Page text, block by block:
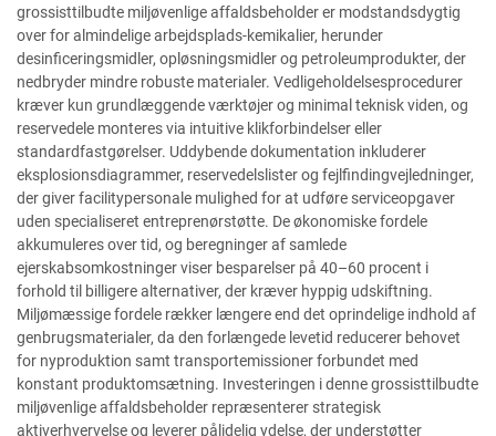
grossisttilbudte miljøvenlige affaldsbeholder er modstandsdygtig
over for almindelige arbejdsplads-kemikalier, herunder
desinficeringsmidler, opløsningsmidler og petroleumprodukter, der
nedbryder mindre robuste materialer. Vedligeholdelsesprocedurer
kræver kun grundlæggende værktøjer og minimal teknisk viden, og
reservedele monteres via intuitive klikforbindelser eller
standardfastgørelser. Uddybende dokumentation inkluderer
eksplosionsdiagrammer, reservedelslister og fejlfindingvejledninger,
der giver facilitypersonale mulighed for at udføre serviceopgaver
uden specialiseret entreprenørstøtte. De økonomiske fordele
akkumuleres over tid, og beregninger af samlede
ejerskabsomkostninger viser besparelser på 40–60 procent i
forhold til billigere alternativer, der kræver hyppig udskiftning.
Miljømæssige fordele rækker længere end det oprindelige indhold af
genbrugsmaterialer, da den forlængede levetid reducerer behovet
for nyproduktion samt transportemissioner forbundet med
konstant produktomsætning. Investeringen i denne grossisttilbudte
miljøvenlige affaldsbeholder repræsenterer strategisk
aktiverhvervelse og leverer pålidelig ydelse, der understøtter